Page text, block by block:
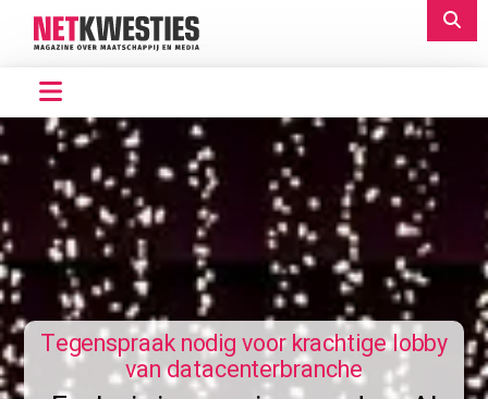
Tegenspraak nodig voor krachtige lobby
van datacenterbranche